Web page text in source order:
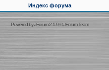
Индекс форума
Powered byJForum 2.1.9©JForum Team